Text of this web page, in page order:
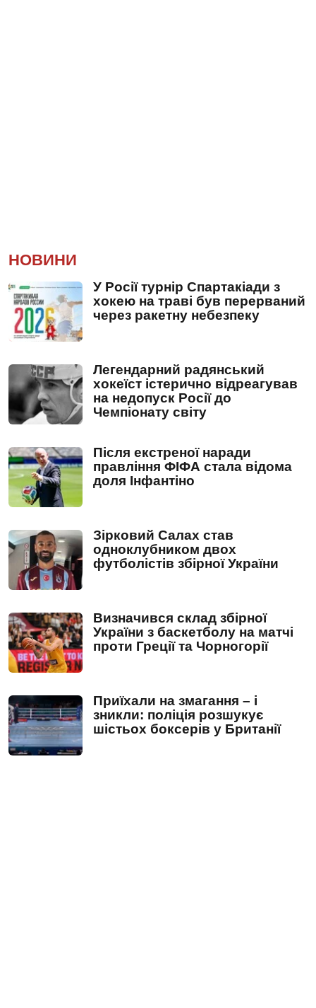
НОВИНИ
У Росії турнір Спартакіади з
хокею на траві був перерваний
через ракетну небезпеку
Легендарний радянський
хокеїст істерично відреагував
на недопуск Росії до
Чемпіонату світу
Після екстреної наради
правління ФІФА стала відома
доля Інфантіно
Зірковий Салах став
одноклубником двох
футболістів збірної України
Визначився склад збірної
України з баскетболу на матчі
проти Греції та Чорногорії
Приїхали на змагання – і
зникли: поліція розшукує
шістьох боксерів у Британії